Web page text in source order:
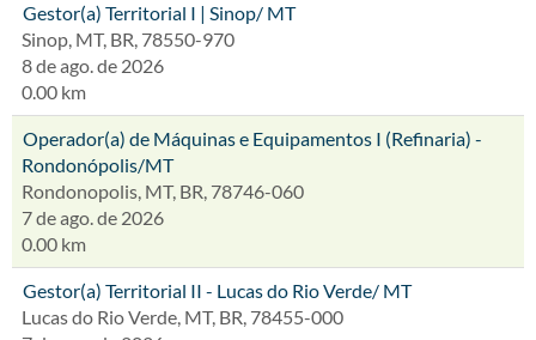
Gestor(a) Territorial I | Sinop/ MT
Sinop, MT, BR, 78550-970
8 de ago. de 2026
0.00 km
Operador(a) de Máquinas e Equipamentos I (Refinaria) -
Rondonópolis/MT
Rondonopolis, MT, BR, 78746-060
7 de ago. de 2026
0.00 km
Gestor(a) Territorial II - Lucas do Rio Verde/ MT
Lucas do Rio Verde, MT, BR, 78455-000